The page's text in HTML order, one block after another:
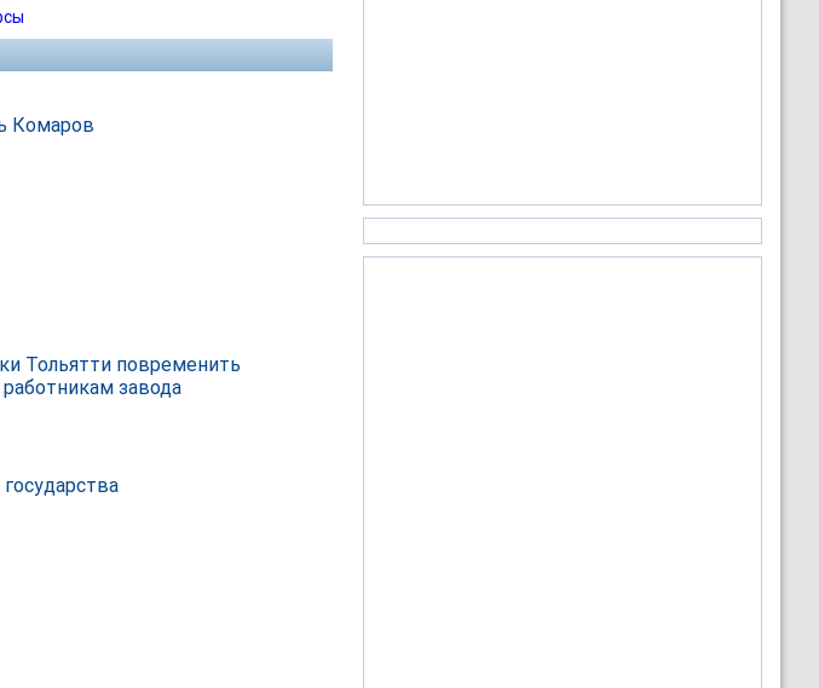
Комаров
Тольятти повременить
завода